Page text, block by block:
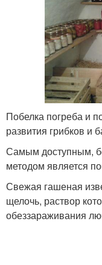
Побелка погреба и
развития грибков и
Самым доступным,
методом является
Свежая гашеная
щелочь, раствор
обеззараживания